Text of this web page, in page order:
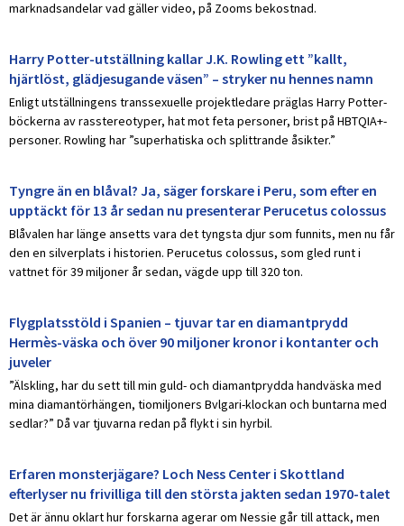
marknadsandelar vad gäller video, på Zooms bekostnad.
Harry Potter-utställning kallar J.K. Rowling ett ”kallt,
hjärtlöst, glädjesugande väsen” – stryker nu hennes namn
Enligt utställningens transsexuelle projektledare präglas Harry Potter-
böckerna av rasstereotyper, hat mot feta personer, brist på HBTQIA+-
personer. Rowling har ”superhatiska och splittrande åsikter.”
Tyngre än en blåval? Ja, säger forskare i Peru, som efter en
upptäckt för 13 år sedan nu presenterar Perucetus colossus
Blåvalen har länge ansetts vara det tyngsta djur som funnits, men nu får
den en silverplats i historien. Perucetus colossus, som gled runt i
vattnet för 39 miljoner år sedan, vägde upp till 320 ton.
Flygplatsstöld i Spanien – tjuvar tar en diamantprydd
Hermès-väska och över 90 miljoner kronor i kontanter och
juveler
”Älskling, har du sett till min guld- och diamantprydda handväska med
mina diamantörhängen, tiomiljoners Bvlgari-klockan och buntarna med
sedlar?” Då var tjuvarna redan på flykt i sin hyrbil.
Erfaren monsterjägare? Loch Ness Center i Skottland
efterlyser nu frivilliga till den största jakten sedan 1970-talet
Det är ännu oklart hur forskarna agerar om Nessie går till attack, men